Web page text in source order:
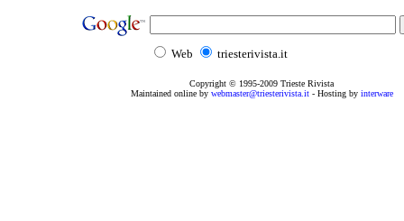
Web triesterivista.it
Copyright © 1995-2009 Trieste Rivista
Maintained online by webmaster@triesterivista.it- Hosting by interware